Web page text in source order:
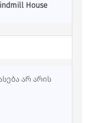
House
არ არის